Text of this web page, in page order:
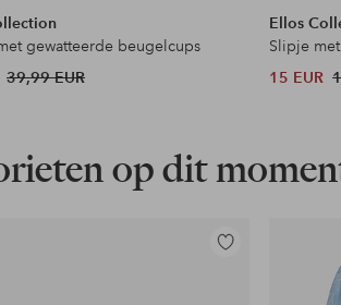
gewatteerde beugelcups
39,99 EUR
Ellos
Slipje
15 EUR
op dit
Toevoegen